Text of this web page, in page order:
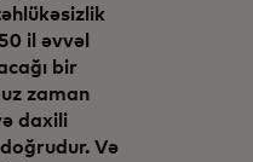
il əvvəl
bir
zaman
daxili
Və